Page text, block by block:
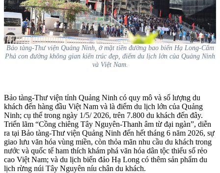
Bảo tàng-Thư viện Quảng Ninh, ở mặt tiền đường bao biển Hạ Long-Cẩm
Phả con đường không gian kiến trúc đẹp, điểm du lịch lớn của Quảng Ninh
và Việt Nam.
Bảo tàng-Thư viện tỉnh Quảng Ninh có quy mô và số lượng du
khách đến hàng đầu Việt Nam và là điểm du lịch lớn của Quảng
Ninh; cụ thể trong ngày 1/5/ 2026, trên 7.800 du khách đến đây.
Triển lãm “Cồng chiêng Tây Nguyên-Thanh âm từ đại ngàn”, diễn
ra tại Bảo tàng-Thư viện Quảng Ninh đến hết tháng 6 năm 2026, sự
giao lưu văn hóa vùng miền, còn thỏa mãn nhu cầu du khách trong
nước và quốc tế ham thích khám phá văn hóa dân tộc thiểu số rẻo
cao Việt Nam; và du lịch biển đảo Hạ Long có thêm sản phẩm du
lịch rừng núi Tây Nguyên níu chân du khách.